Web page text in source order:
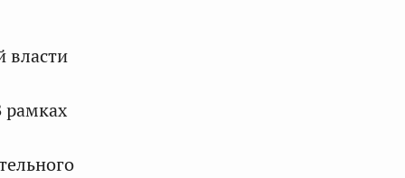
власти
рамках